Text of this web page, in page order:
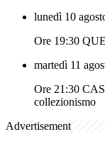
lunedì 10
Ore 19:30
martedì 11
Ore 21:30
collezionismo
Advertisement